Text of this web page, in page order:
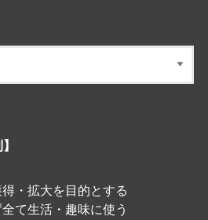
・拡大を目的とする
て生活・趣味に使う